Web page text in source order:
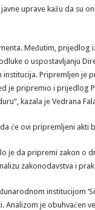
uprave kažu da su
Međutim, prijedlog
o uspostavljanju
Pripremljen je
je pripremio i prijedlog
kazala je Vedrana
će ovi pripremljeni akti
je da pripremi zakon o
zakonodavstva i
institucijom
je obuhvaćen